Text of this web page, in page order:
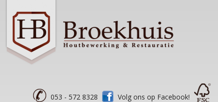
053 - 572 8328 Volg ons op Facebook!